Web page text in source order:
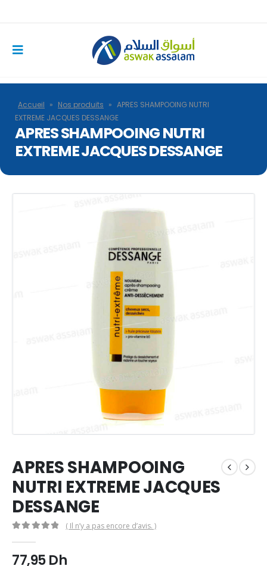
Accueil » Nos produits » APRES SHAMPOOING NUTRI
EXTREME JACQUES DESSANGE
APRES SHAMPOOING NUTRI
EXTREME JACQUES DESSANGE
APRES SHAMPOOING
NUTRI EXTREME JACQUES
DESSANGE
( Il n’y a pas encore d’avis. )
77,95Dh